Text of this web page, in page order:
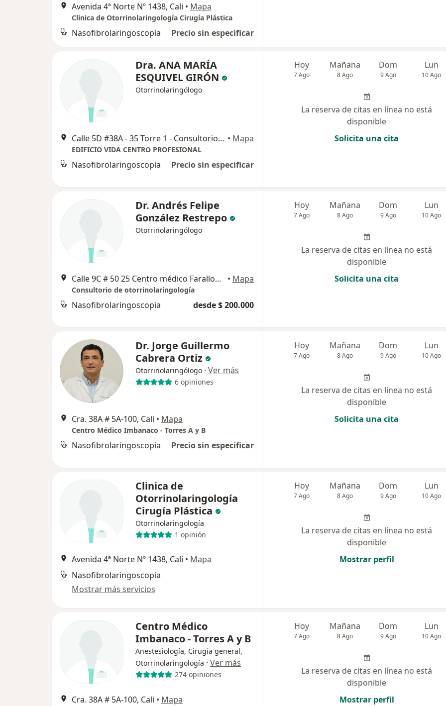
Avenida 4ª Norte Nº 1438, Cali • Mapa
Clinica de Otorrinolaringología Cirugía Plástica
Nasofibrolaringoscopia Precio sin especificar
Dra. ANA MARÍA
ESQUIVEL GIRÓN
Otorrinolaringólogo
Calle 5D #38A - 35 Torre 1 - Consultorio 735, Cali • Mapa
EDIFICIO VIDA CENTRO PROFESIONAL
Nasofibrolaringoscopia Precio sin especificar
Hoy
7 Ago
Mañana
8 Ago
Dom
9 Ago
Lun
10 Ago
La reserva de citas en línea no está
disponible
Solicita una cita
Dr. Andrés Felipe
González Restrepo
Otorrinolaringólogo
Calle 9C # 50 25 Centro médico Farallones consultorio 400, Cali • Mapa
Consultorio de otorrinolaringología
Nasofibrolaringoscopia desde $ 200.000
Hoy
7 Ago
Mañana
8 Ago
Dom
9 Ago
Lun
10 Ago
La reserva de citas en línea no está
disponible
Solicita una cita
Dr. Jorge Guillermo
Cabrera Ortiz
Otorrinolaringólogo · Ver más
6 opiniones
Cra. 38A # 5A-100, Cali • Mapa
Centro Médico Imbanaco - Torres A y B
Nasofibrolaringoscopia Precio sin especificar
Hoy
7 Ago
Mañana
8 Ago
Dom
9 Ago
Lun
10 Ago
La reserva de citas en línea no está
disponible
Solicita una cita
Clinica de
Otorrinolaringología
Cirugía Plástica
Otorrinolaringología
1 opinión
Avenida 4ª Norte Nº 1438, Cali • Mapa
Nasofibrolaringoscopia
Mostrar más servicios
Hoy
7 Ago
Mañana
8 Ago
Dom
9 Ago
Lun
10 Ago
La reserva de citas en línea no está
disponible
Mostrar perfil
Centro Médico
Imbanaco - Torres A y B
Anestesiología, Cirugía general,
Otorrinolaringología · Ver más
274 opiniones
Cra. 38A # 5A-100, Cali • Mapa
Hoy
7 Ago
Mañana
8 Ago
Dom
9 Ago
Lun
10 Ago
La reserva de citas en línea no está
disponible
Mostrar perfil